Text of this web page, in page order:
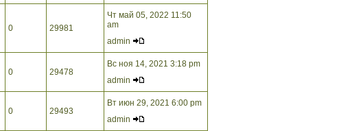
0 29981
Чт май 05, 2022 11:50
am
admin
0 29478
Вс ноя 14, 2021 3:18 pm
admin
0 29493
Вт июн 29, 2021 6:00 pm
admin